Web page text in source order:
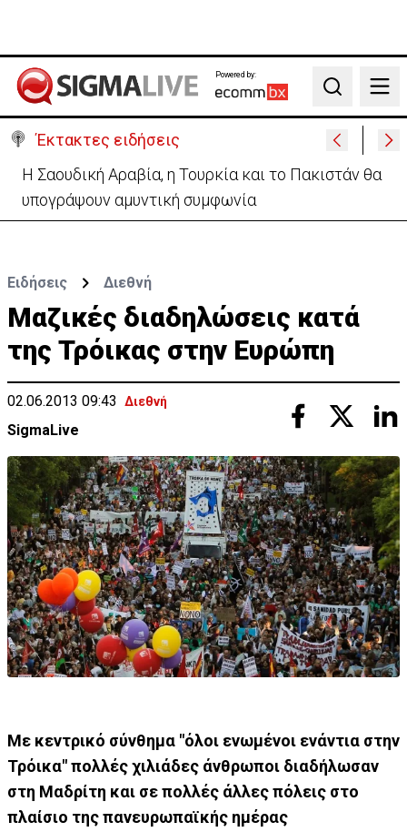
Powered by:
Search
Έκτακτες ειδήσεις
Η Σαουδική Αραβία, η Τουρκία και το Πακιστάν θα
υπογράψουν αμυντική συμφωνία
Ειδήσεις Διεθνή
Μαζικές διαδηλώσεις κατά
της Τρόικας στην Ευρώπη
02.06.2013 09:43 Διεθνή
SigmaLive
Με κεντρικό σύνθημα "όλοι ενωμένοι ενάντια στην
Τρόικα" πολλές χιλιάδες άνθρωποι διαδήλωσαν
στη Μαδρίτη και σε πολλές άλλες πόλεις στο
πλαίσιο της πανευρωπαϊκής ημέρας